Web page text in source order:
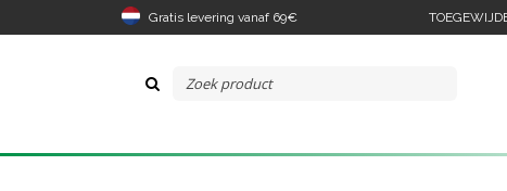
Gratis levering vanaf 69€